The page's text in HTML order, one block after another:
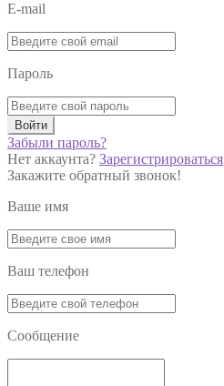
E-mail
Пароль
Войти
Забыли пароль?
Нет аккаунта? Зарегистрироваться
Закажите обратный звонок!
Ваше имя
Ваш телефон
Сообщение